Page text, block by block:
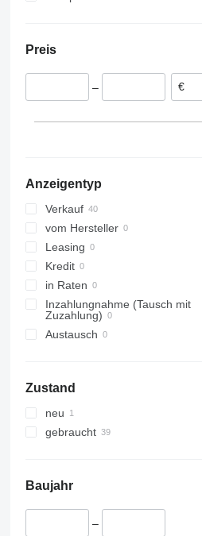
Polen
Niederlande
Preis
–
Anzeigentyp
Verkauf
vom Hersteller
Leasing
Kredit
in Raten
Inzahlungnahme (Tausch mit
Zuzahlung)
Austausch
Zustand
neu
gebraucht
Baujahr
–